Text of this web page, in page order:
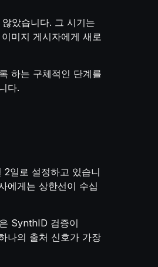
았습니다. 그 시기는
미지 게시자에게 새로
하는 구체적인 단계를
다.
일로 설정하고 있습니
에게는 상한선이 수십
SynthID 검증이
나의 출처 신호가 가장